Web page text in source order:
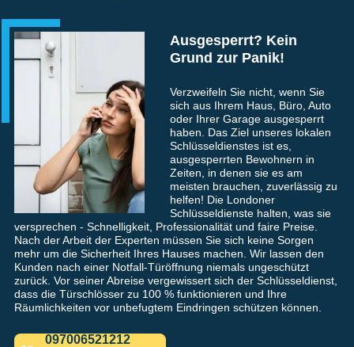
Ausgesperrt? Kein
Grund zur Panik!
Verzweifeln Sie nicht, wenn Sie
sich aus Ihrem Haus, Büro, Auto
oder Ihrer Garage ausgesperrt
haben. Das Ziel unseres lokalen
Schlüsseldienstes ist es,
ausgesperrten Bewohnern in
Zeiten, in denen sie es am
meisten brauchen, zuverlässig zu
helfen! Die Londoner
Schlüsseldienste halten, was sie
versprechen - Schnelligkeit, Professionalität und faire Preise.
Nach der Arbeit der Experten müssen Sie sich keine Sorgen
mehr um die Sicherheit Ihres Hauses machen. Wir lassen den
Kunden nach einer Notfall-Türöffnung niemals ungeschützt
zurück. Vor seiner Abreise vergewissert sich der Schlüsseldienst,
dass die Türschlösser zu 100 % funktionieren und Ihre
Räumlichkeiten vor unbefugtem Eindringen schützen können.
097006521212